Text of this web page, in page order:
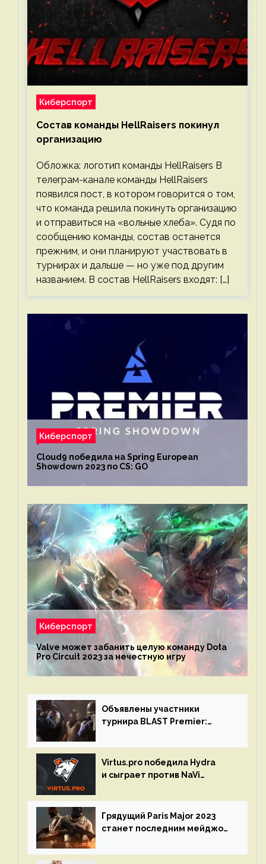
Киберспорт
Состав команды HellRaisers покинул
организацию
Обложка: логотип команды HellRaisers В
телеграм-канале команды HellRaisers
появился пост, в котором говорится о том,
что команда решила покинуть организацию
и отправиться на «вольные хлеба». Судя по
сообщению команды, состав останется
прежним, и они планируют участвовать в
турнирах и дальше — но уже под другим
названием. В состав HellRaisers входят: […]
Киберспорт
Cloud9 победила на Spring European
Showdown 2023 по CS: GO
Киберспорт
Valve может забанить целую команду Dota
Pro Circuit 2023 за нечестную игру
Объявлены участники
турнира BLAST Premier:
Virtus.pro победила Hydra
и сыграет против NaVi
Грядущий Paris Major 2023
станет последним мейджор-